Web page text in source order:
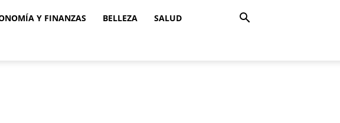
Y FINANZAS BELLEZA SALUD